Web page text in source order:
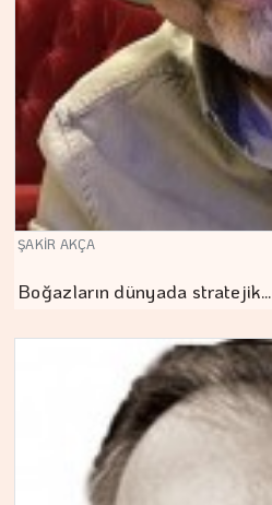
ŞAKİR AKÇA
Boğazların dünyada stratejik…